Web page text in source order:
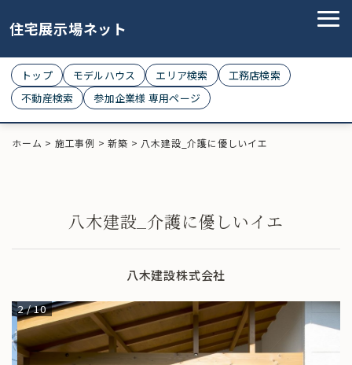
住宅展示場ネット
トップ モデルハウス エリア検索
工務店検索
不動産検索
参加企業様 専用ページ
ホーム > 施工事例 >新築 > 八木建設_介護に優しいイエ
八木建設_介護に優しいイエ
八木建設株式会社
2/10